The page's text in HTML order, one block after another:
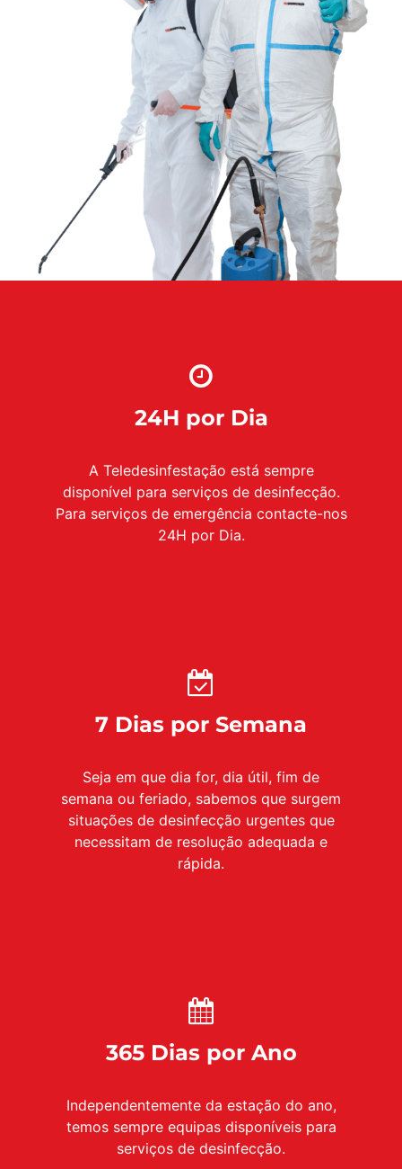
24H por Dia
A Teledesinfestação está sempre
disponível para serviços de desinfecção.
Para serviços de emergência contacte-nos
24H por Dia.
7 Dias por Semana
Seja em que dia for, dia útil, fim de
semana ou feriado, sabemos que surgem
situações de desinfecção urgentes que
necessitam de resolução adequada e
rápida.
365 Dias por Ano
Independentemente da estação do ano,
temos sempre equipas disponíveis para
serviços de desinfecção.